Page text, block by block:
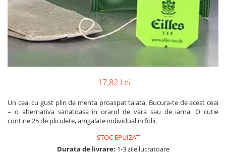
Audiobook
ReConnect
Religie
Vindecare Spirituala
Sanatate
17,82 Lei
Un ceai cu gust plin de menta proaspat taiata. Bucura-te de acest ceai
– o alternativa sanatoasa in orarul de vara sau de iarna. O cutie
contine 25 de pliculete, amgalate individual in folii.
STOC EPUIZAT
Durata de livrare: 1-3 zile lucratoare